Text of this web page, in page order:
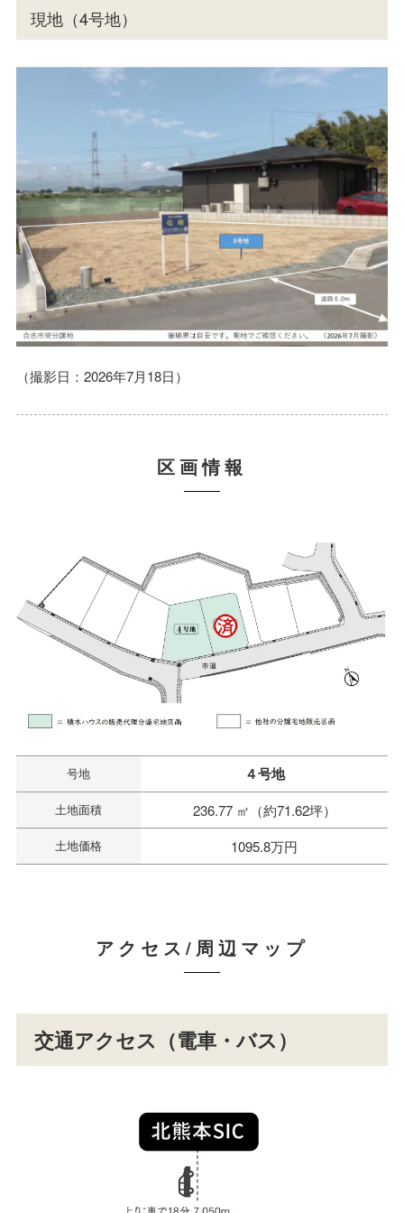
現地（4号地）
（撮影日：2026年7月18日）
区画情報
号地 ４号地
土地面積 236.77 ㎡（約71.62坪）
土地価格 1095.8万円
アクセス/周辺マップ
交通アクセス（電車・バス）